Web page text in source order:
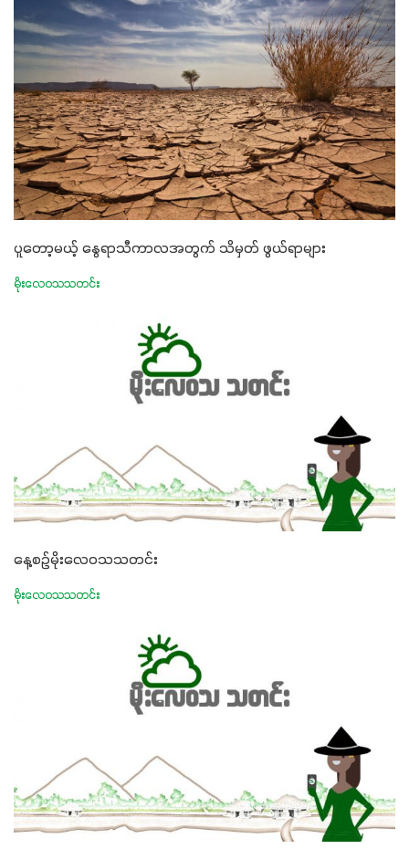
ပူတော့မယ့် နွေရာသီကာလအတွက် သိမှတ် ဖွယ်ရာများ
မိုးလေဝသသတင်း
နေ့စဉ်မိုးလေဝသသတင်း
မိုးလေဝသသတင်း